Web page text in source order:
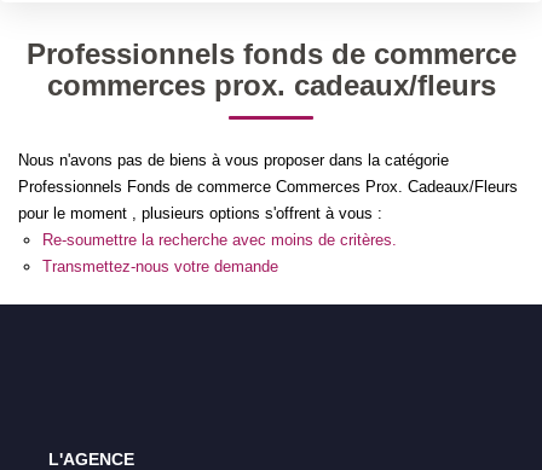
ESTIMER
FAIRE GÉRER
NOTRE AGENCE
Qui Sommes-Nous ?
Type de bien
Budget max Plus de critères
Professionnels fonds de commerce
commerces prox. cadeaux/fleurs
Nous n'avons pas de biens à vous proposer dans la catégorie
Professionnels Fonds de commerce Commerces Prox. Cadeaux/Fleurs
pour le moment , plusieurs options s'offrent à vous :
Re-soumettre la recherche avec moins de critères.
Transmettez-nous votre demande
L'AGENCE